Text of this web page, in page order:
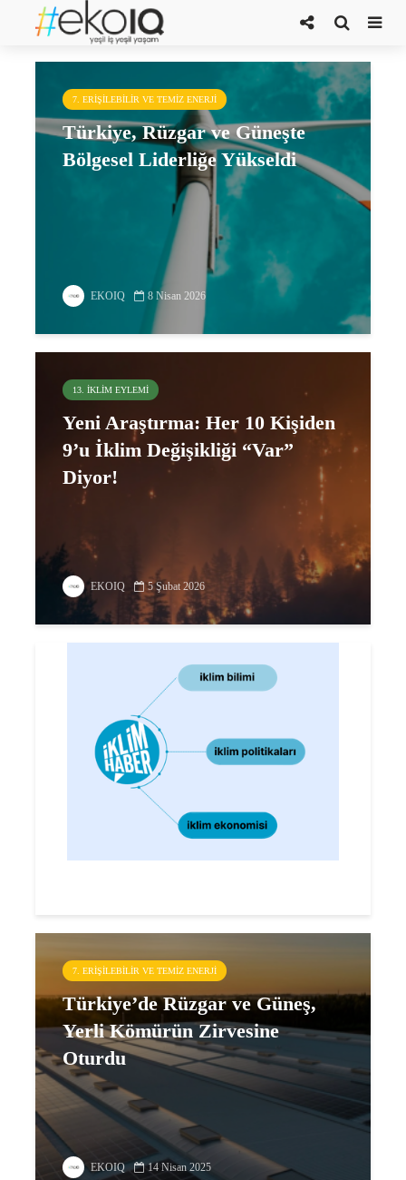
Ufuk Alparslan
7. ERIŞILEBILIR VE TEMIZ ENERJI
Türkiye, Rüzgar ve Güneşte
Bölgesel Liderliğe Yükseldi
EKOIQ 8 Nisan 2026
13. İKLIM EYLEMI
Yeni Araştırma: Her 10 Kişiden
9’u İklim Değişikliği “Var”
Diyor!
EKOIQ 5 Şubat 2026
7. ERIŞILEBILIR VE TEMIZ ENERJI
Türkiye’de Rüzgar ve Güneş,
Yerli Kömürün Zirvesine
Oturdu
EKOIQ 14 Nisan 2025